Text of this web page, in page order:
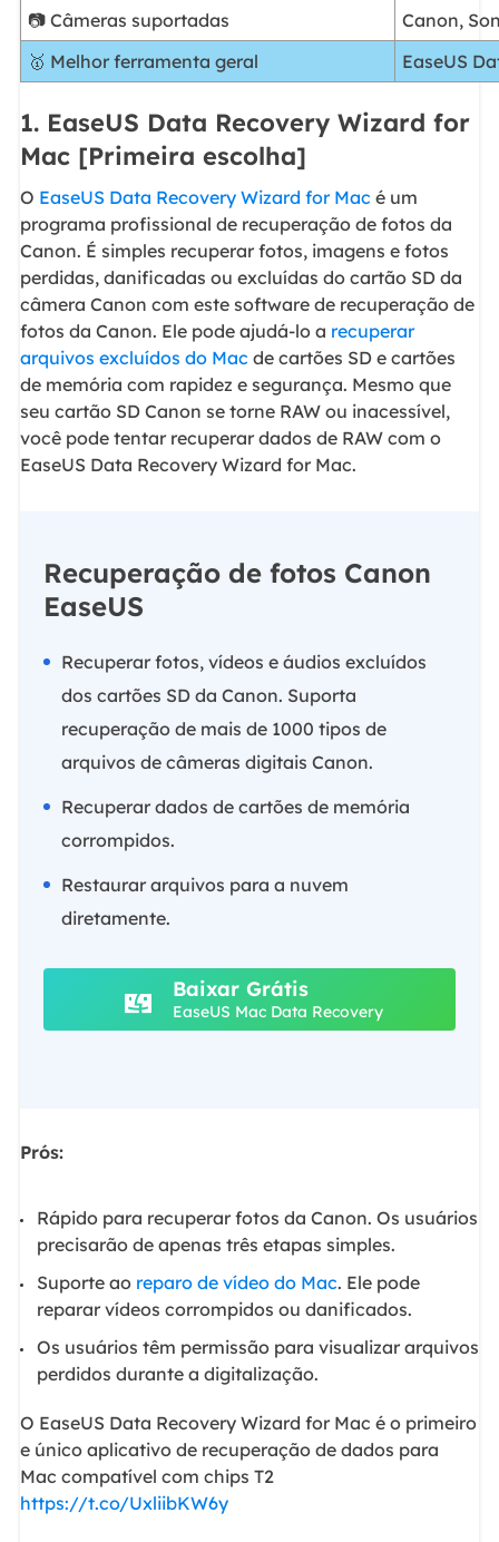
📷 Câmeras suportadas
Canon,
🥇 Melhor ferramenta geral
EaseUS
1. EaseUS Data Recovery Wizard for
Mac [Primeira escolha]
O EaseUS Data Recovery Wizard for Mac é um
programa profissional de recuperação de fotos da
Canon. É simples recuperar fotos, imagens e fotos
perdidas, danificadas ou excluídas do cartão SD da
câmera Canon com este software de recuperação de
fotos da Canon. Ele pode ajudá-lo a recuperar
arquivos excluídos do Mac de cartões SD e cartões
de memória com rapidez e segurança. Mesmo que
seu cartão SD Canon se torne RAW ou inacessível,
você pode tentar recuperar dados de RAW com o
EaseUS Data Recovery Wizard for Mac.
Recuperação de fotos Canon
EaseUS
Recuperar fotos, vídeos e áudios excluídos
dos cartões SD da Canon. Suporta
recuperação de mais de 1000 tipos de
arquivos de câmeras digitais Canon.
Recuperar dados de cartões de memória
corrompidos.
Restaurar arquivos para a nuvem
diretamente.
Baixar Grátis
EaseUS Mac Data Recovery
Prós:
Rápido para recuperar fotos da Canon. Os usuários
precisarão de apenas três etapas simples.
Suporte ao reparo de vídeo do Mac. Ele pode
reparar vídeos corrompidos ou danificados.
Os usuários têm permissão para visualizar arquivos
perdidos durante a digitalização.
O EaseUS Data Recovery Wizard for Mac é o primeiro
e único aplicativo de recuperação de dados para
Mac compatível com chips T2
https://t.co/UxliibKW6y